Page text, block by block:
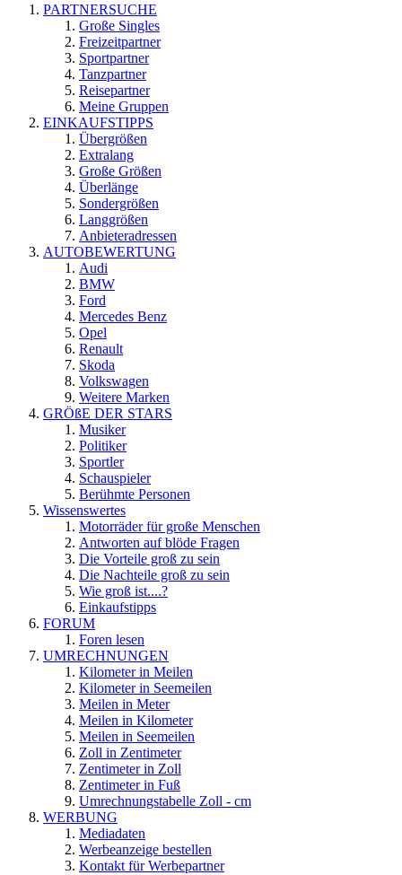
PARTNERSUCHE
Große Singles
Freizeitpartner
Sportpartner
Tanzpartner
Reisepartner
Meine Gruppen
EINKAUFSTIPPS
Übergrößen
Extralang
Große Größen
Überlänge
Sondergrößen
Langgrößen
Anbieteradressen
AUTOBEWERTUNG
Audi
BMW
Ford
Mercedes Benz
Opel
Renault
Skoda
Volkswagen
Weitere Marken
GRÖßE DER STARS
Musiker
Politiker
Sportler
Schauspieler
Berühmte Personen
Wissenswertes
Motorräder für große Menschen
Antworten auf blöde Fragen
Die Vorteile groß zu sein
Die Nachteile groß zu sein
Wie groß ist....?
Einkaufstipps
FORUM
Foren lesen
UMRECHNUNGEN
Kilometer in Meilen
Kilometer in Seemeilen
Meilen in Meter
Meilen in Kilometer
Meilen in Seemeilen
Zoll in Zentimeter
Zentimeter in Zoll
Zentimeter in Fuß
Umrechnungstabelle Zoll - cm
WERBUNG
Mediadaten
Werbeanzeige bestellen
Kontakt für Werbepartner